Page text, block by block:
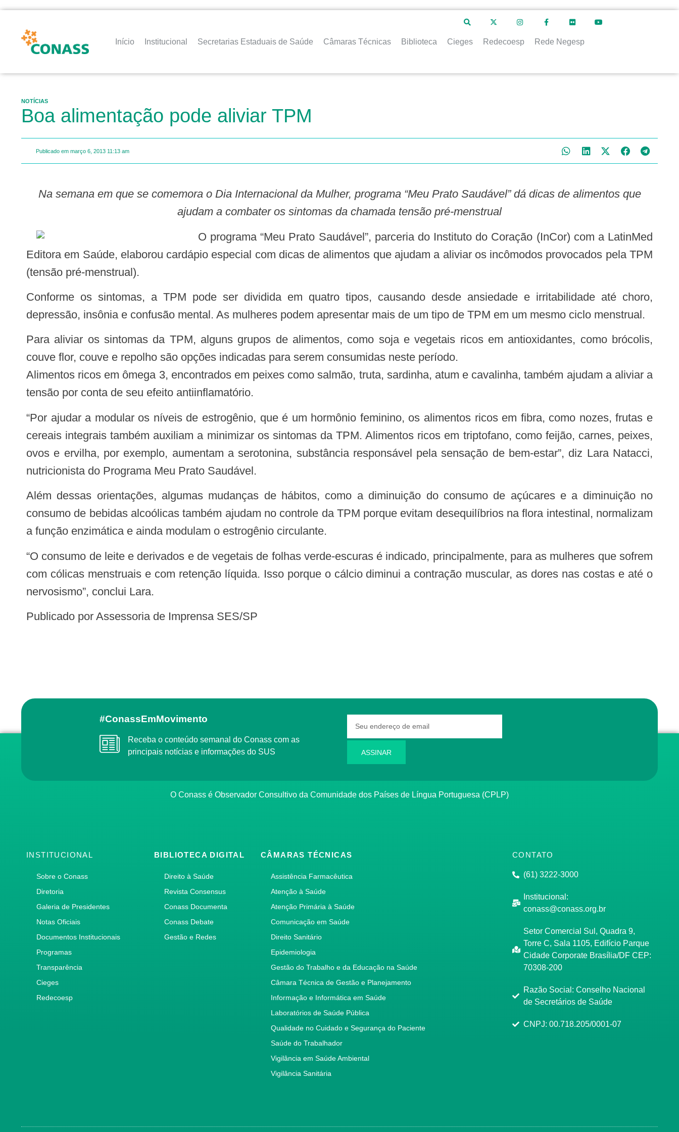
Início Institucional Secretarias Estaduais de Saúde Câmaras Técnicas Biblioteca Cieges Redecoesp Rede Negesp
NOTÍCIAS
Boa alimentação pode aliviar TPM
Publicado em março 6, 2013 11:13 am
Na semana em que se comemora o Dia Internacional da Mulher, programa “Meu Prato Saudável” dá dicas de alimentos que
ajudam a combater os sintomas da chamada tensão pré-menstrual
O programa “Meu Prato Saudável”, parceria do Instituto do Coração (InCor) com a LatinMed
Editora em Saúde, elaborou cardápio especial com dicas de alimentos que ajudam a aliviar os incômodos provocados pela TPM
(tensão pré-menstrual).
Conforme os sintomas, a TPM pode ser dividida em quatro tipos, causando desde ansiedade e irritabilidade até choro,
depressão, insônia e confusão mental. As mulheres podem apresentar mais de um tipo de TPM em um mesmo ciclo menstrual.
Para aliviar os sintomas da TPM, alguns grupos de alimentos, como soja e vegetais ricos em antioxidantes, como brócolis,
couve flor, couve e repolho são opções indicadas para serem consumidas neste período.
Alimentos ricos em ômega 3, encontrados em peixes como salmão, truta, sardinha, atum e cavalinha, também ajudam a aliviar a
tensão por conta de seu efeito antiinflamatório.
“Por ajudar a modular os níveis de estrogênio, que é um hormônio feminino, os alimentos ricos em fibra, como nozes, frutas e
cereais integrais também auxiliam a minimizar os sintomas da TPM. Alimentos ricos em triptofano, como feijão, carnes, peixes,
ovos e ervilha, por exemplo, aumentam a serotonina, substância responsável pela sensação de bem-estar”, diz Lara Natacci,
nutricionista do Programa Meu Prato Saudável.
Além dessas orientações, algumas mudanças de hábitos, como a diminuição do consumo de açúcares e a diminuição no
consumo de bebidas alcoólicas também ajudam no controle da TPM porque evitam desequilíbrios na flora intestinal, normalizam
a função enzimática e ainda modulam o estrogênio circulante.
“O consumo de leite e derivados e de vegetais de folhas verde-escuras é indicado, principalmente, para as mulheres que sofrem
com cólicas menstruais e com retenção líquida. Isso porque o cálcio diminui a contração muscular, as dores nas costas e até o
nervosismo”, conclui Lara.
Publicado por Assessoria de Imprensa SES/SP
#ConassEmMovimento
Receba o conteúdo semanal do Conass com as
principais notícias e informações do SUS
ASSINAR
O Conass é Observador Consultivo da Comunidade dos Países de Língua Portuguesa (CPLP)
INSTITUCIONAL
Sobre o Conass
Diretoria
Galeria de Presidentes
Notas Oficiais
Documentos Institucionais
Programas
Transparência
Cieges
Redecoesp
BIBLIOTECA DIGITAL
Direito à Saúde
Revista Consensus
Conass Documenta
Conass Debate
Gestão e Redes
CÂMARAS TÉCNICAS
Assistência Farmacêutica
Atenção à Saúde
Atenção Primária à Saúde
Comunicação em Saúde
Direito Sanitário
Epidemiologia
Gestão do Trabalho e da Educação na Saúde
Câmara Técnica de Gestão e Planejamento
Informação e Informática em Saúde
Laboratórios de Saúde Pública
Qualidade no Cuidado e Segurança do Paciente
Saúde do Trabalhador
Vigilância em Saúde Ambiental
Vigilância Sanitária
CONTATO
(61) 3222-3000
Institucional:
conass@conass.org.br
Setor Comercial Sul, Quadra 9,
Torre C, Sala 1105, Edifício Parque
Cidade Corporate Brasília/DF CEP:
70308-200
Razão Social: Conselho Nacional
de Secretários de Saúde
CNPJ: 00.718.205/0001-07